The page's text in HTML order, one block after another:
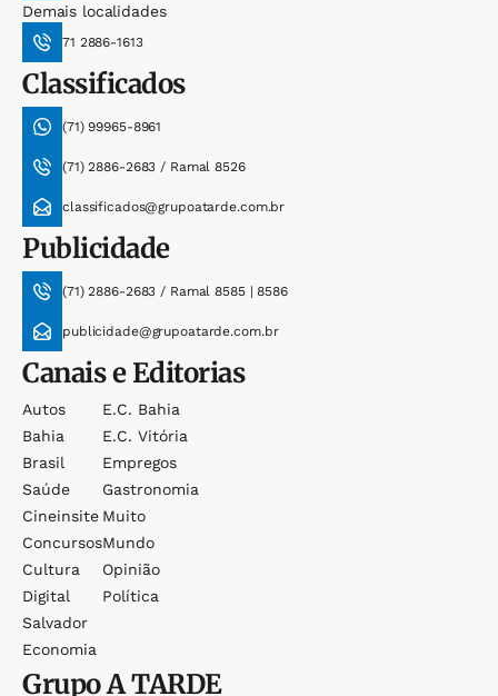
Demais localidades
71 2886-1613
Classificados
(71) 99965-8961
(71) 2886-2683 / Ramal 8526
classificados@grupoatarde.com.br
Publicidade
(71) 2886-2683 / Ramal 8585 | 8586
publicidade@grupoatarde.com.br
Canais e Editorias
Autos
Bahia
Brasil
Saúde
Cineinsite
Concursos
Cultura
Digital
Salvador
Economia
E.c. Bahia
E.c. Vitória
Empregos
Gastronomia
Muito
Mundo
Opinião
Política
GrupoA TARDE